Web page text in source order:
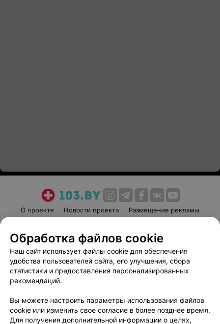
О проекте Новости проекта
Размещение рекламы
Пользовательское соглашение
Способы оплаты
Вакансии
Партнеры
Написать руководителю 103.by
Обработка персональных данных
Обработка файлов cookie
Наш сайт использует файлы cookie для обеспечения
удобства пользователей сайта, его улучшения, сбора
статистики и предоставления персонализированных
рекомендаций.
Вы можете настроить параметры использования файлов
cookie или изменить свое согласие в более позднее время.
Для получения дополнительной информации о целях,